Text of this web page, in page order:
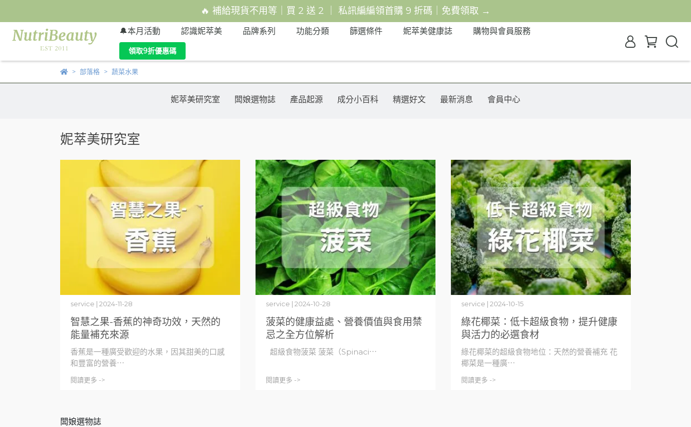
🔥 補給現貨不用等｜買 2 送 2 ｜ 私訊編編領首購 9 折碼｜免費領取 →
🔔本月活動 認識妮萃美 品牌系列 功能分類 篩選條件 妮萃美健康誌 購物與會員服務
領取9折優惠碼
部落格 蔬菜水果
妮萃美研究室 闆娘選物誌 產品起源 成分小百科 精選好文 最新消息 會員中心
妮萃美研究室
智慧之果-香蕉的神奇功效，天然的
能量補充來源
service | 2024-11-28
香蕉是一種廣受歡迎的水果，因其甜美的口感
和豐富的營養⋯
閱讀更多 ->
菠菜的健康益處、營養價值與食用禁
忌之全方位解析
service | 2024-10-28
超級食物菠菜 菠菜（Spinaci⋯
閱讀更多 ->
綠花椰菜：低卡超級食物，提升健康
與活力的必選食材
service | 2024-10-15
綠花椰菜的超級食物地位：天然的營養補充 花
椰菜是一種廣⋯
閱讀更多 ->
闆娘選物誌